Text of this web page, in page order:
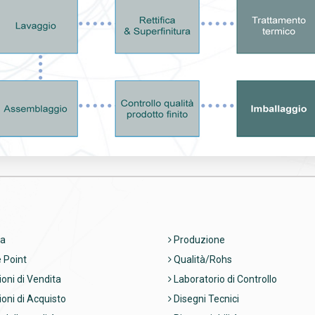
Point
di Vendita
di Acquisto
Produzione
Qualità/Rohs
Laboratorio di Controllo
Disegni Tecnici